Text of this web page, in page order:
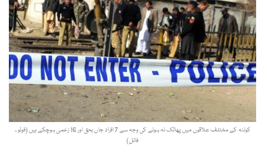
کوئٹہ كے مختلف علاقوں میں پھاٹک نہ ہونے كی وجہ سے 7 افراد جاں بحق اور 16 زخمی ہوچکے ہیں (فوٹو ۔
فائل)